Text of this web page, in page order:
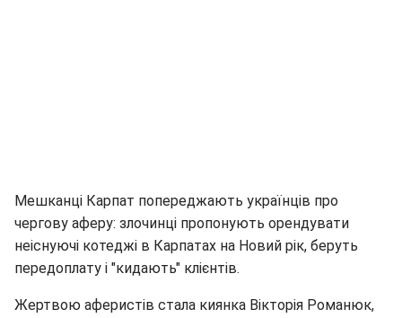
Мешканці Карпат попереджають українців про
чергову аферу: злочинці пропонують орендувати
неіснуючі котеджі в Карпатах на Новий рік, беруть
передоплату і "кидають" клієнтів.
Жертвою аферистів стала киянка Вікторія Романюк,